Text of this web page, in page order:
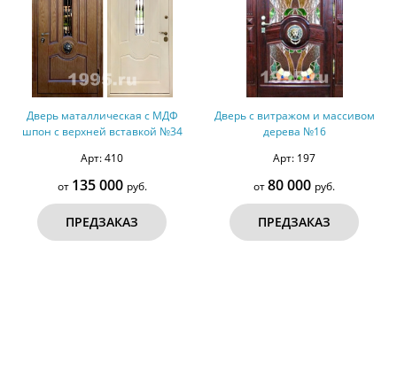
Дверь маталлическая с МДФ
шпон с верхней вставкой №34
Арт: 410
от 135 000 руб.
ПРЕДЗАКАЗ
Дверь с витражом и массивом
дерева №16
Арт: 197
от80 000 руб.
ПРЕДЗАКАЗ